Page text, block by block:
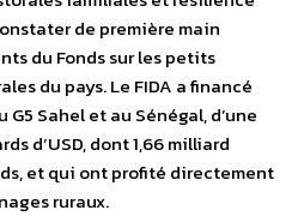
de première main
du Fonds sur les petits
du pays. Le FIDA a financé
Sahel et au Sénégal, d’une
d’USD, dont 1,66 milliard
et qui ont profité directement
ruraux.